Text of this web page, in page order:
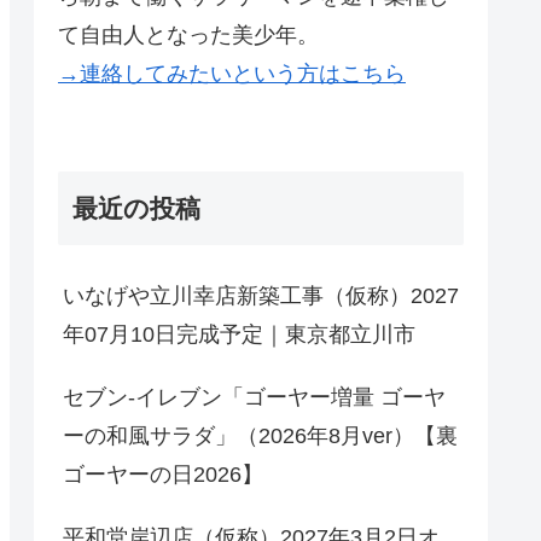
て自由人となった美少年。
→連絡してみたいという方はこちら
最近の投稿
いなげや立川幸店新築工事（仮称）2027
年07月10日完成予定｜東京都立川市
セブン-イレブン「ゴーヤー増量 ゴーヤ
ーの和風サラダ」（2026年8月ver）【裏
ゴーヤーの日2026】